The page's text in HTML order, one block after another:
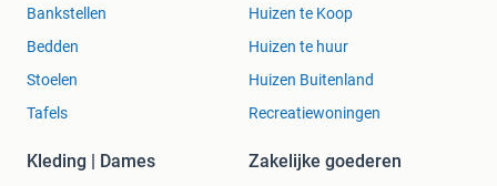
Bankstellen
Bedden
Stoelen
Tafels
Huizen te Koop
Huizen te huur
Huizen Buitenland
Recreatiewoningen
Kleding | Dames Zakelijke goederen